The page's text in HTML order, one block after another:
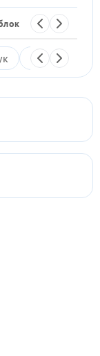
Телефон
Не